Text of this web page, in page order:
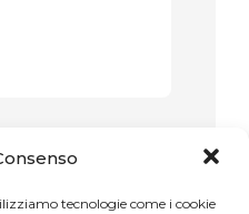
tecnologie come i cookie